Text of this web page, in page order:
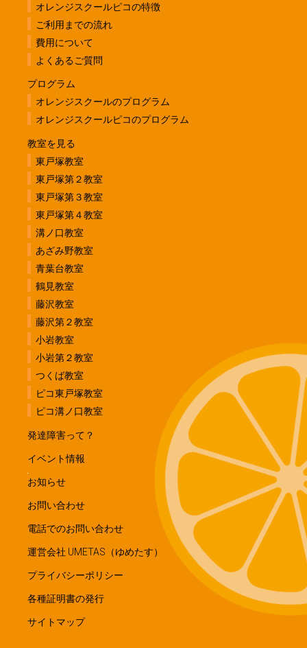
オレンジスクールピコの特徴
ご利用までの流れ
費用について
よくあるご質問
プログラム
オレンジスクールのプログラム
オレンジスクールピコのプログラム
教室を見る
東戸塚教室
東戸塚第２教室
東戸塚第３教室
東戸塚第４教室
溝ノ口教室
あざみ野教室
青葉台教室
鶴見教室
藤沢教室
藤沢第２教室
小岩教室
小岩第２教室
つくば教室
ピコ東戸塚教室
ピコ溝ノ口教室
発達障害って？
イベント情報
お知らせ
お問い合わせ
電話でのお問い合わせ
運営会社 UMETAS（ゆめたす）
プライバシーポリシー
各種証明書の発行
サイトマップ